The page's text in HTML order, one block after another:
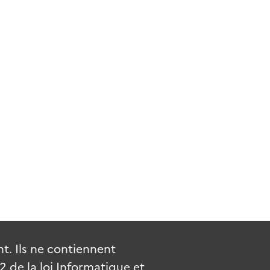
Ils ne contiennent
de la loi Informatique et